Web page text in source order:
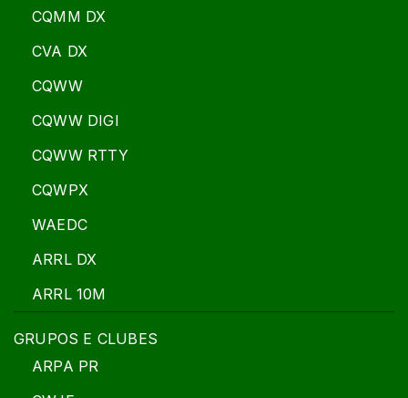
CQMM DX
CVA DX
CQWW
CQWW DIGI
CQWW RTTY
CQWPX
WAEDC
ARRL DX
ARRL 10M
GRUPOS E CLUBES
ARPA PR